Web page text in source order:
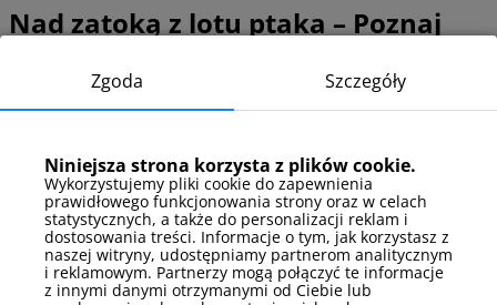
Nad zatoką z lotu ptaka – Poznaj
kontaktowi z naturą. Olsztyn to miasto z bogatą ofertą
kulturalną i rekreacyjną, gdzie można zwiedzać muzea, parki
oraz korzystać z licznych tras rowerowych i spacerowych. To
doskonałe miejsce zarówno na relaks, jak i aktywny wypoczynek.
Dojazd do obiektu
Zgoda Szczegóły
Niniejsza strona korzysta z plików cookie.
Wykorzystujemy pliki cookie do zapewnienia
prawidłowego funkcjonowania strony oraz w celach
statystycznych, a także do personalizacji reklam i
dostosowania treści. Informacje o tym, jak korzystasz z
naszej witryny, udostępniamy partnerom analitycznym
i reklamowym. Partnerzy mogą połączyć te informacje
z innymi danymi otrzymanymi od Ciebie lub